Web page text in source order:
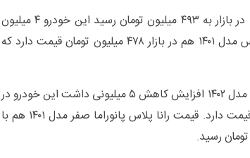
قیمت رانا پلاس صفر مدل ۱۴۰۲ در بازار به ۴۹۳ میلیون تومان رسید این خودرو ۴ میلیون
تومان ارزان شده است. رانا پلاس مدل ۱۴۰۱ هم در بازار ۴۷۸ میلیون تومان قیمت دارد که
قیمت ماشین رانا پلاس پانوراما مدل ۱۴۰۲ افزایش کاهش ۵ میلیونی داشت این خودرو در
حال حاضر ۵۵۰ میلیون تومان قیمت دارد. قیمت رانا پلاس پانوراما صفر مدل ۱۴۰۱ هم با